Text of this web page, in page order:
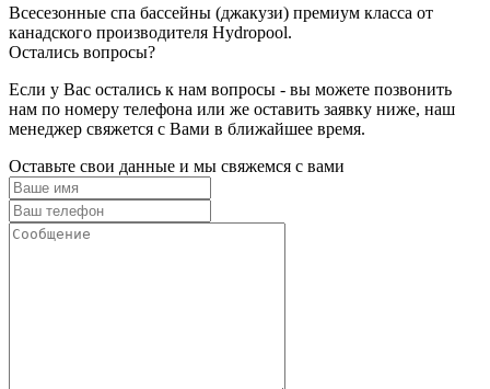
Всесезонные спа бассейны (джакузи) премиум класса от
канадского производителя Hydropool.
Остались вопросы?
Если у Вас остались к нам вопросы - вы можете позвонить
нам по номеру телефона или же оставить заявку ниже, наш
менеджер свяжется с Вами в ближайшее время.
Оставьте свои данные и мы свяжемся с вами